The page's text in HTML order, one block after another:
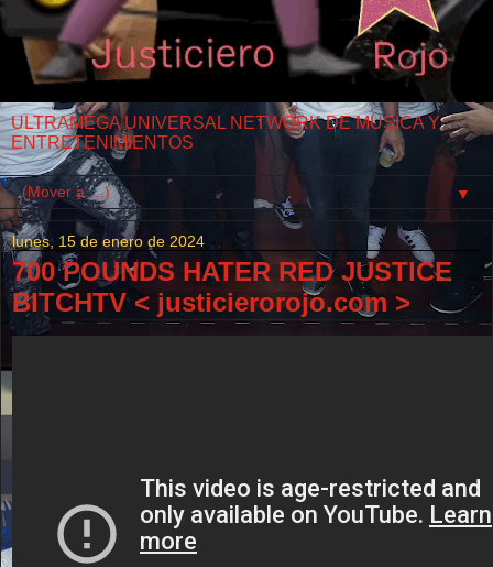
ULTRAMEGA UNIVERSAL NETWORK DE MUSICA Y
ENTRETENIMIENTOS
▼
lunes, 15 de enero de 2024
700 POUNDS HATER RED JUSTICE
BITCHTV < justicierorojo.com >